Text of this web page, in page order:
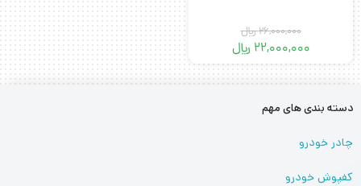
26,000,000﷼
قیمت
26,000,000 ﷼
22,000,000 ﷼
قیمت
22,000,000 ﷼
دسته بندی های مهم
چادر خودرو
کفپوش خودرو